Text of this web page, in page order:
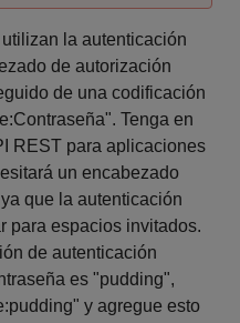
la autenticación
de autorización
de una codificación
Tenga en
REST para aplicaciones
un encabezado
que la autenticación
para espacios invitados.
de autenticación
es "pudding",
y agregue esto